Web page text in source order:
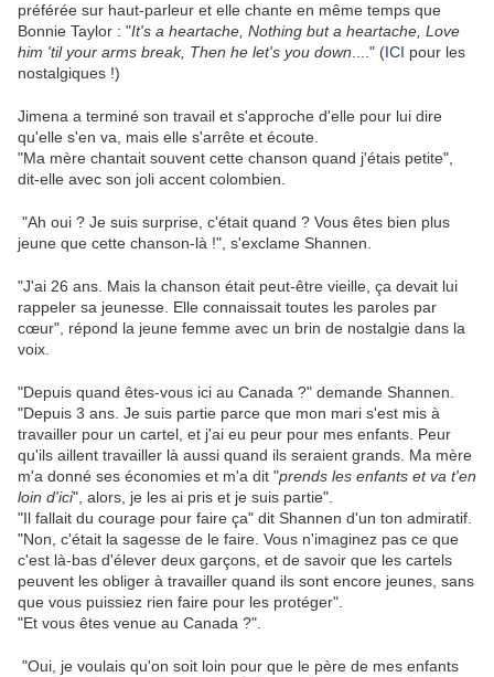
préférée sur haut-parleur et elle chante en même temps que
Bonnie Taylor : "It's a heartache, Nothing but a heartache, Love
him 'til your arms break, Then he let's you down ...." (ICI pour les
nostalgiques !)
Jimena a terminé son travail et s'approche d'elle pour lui dire
qu'elle s'en va, mais elle s'arrête et écoute.
"Ma mère chantait souvent cette chanson quand j'étais petite",
dit-elle avec son joli accent colombien.
"Ah oui ? Je suis surprise, c'était quand ? Vous êtes bien plus
jeune que cette chanson-là !", s'exclame Shannen.
"J'ai 26 ans. Mais la chanson était peut-être vieille, ça devait lui
rappeler sa jeunesse. Elle connaissait toutes les paroles par
cœur", répond la jeune femme avec un brin de nostalgie dans la
voix.
"Depuis quand êtes-vous ici au Canada ?" demande Shannen.
"Depuis 3 ans. Je suis partie parce que mon mari s'est mis à
travailler pour un cartel, et j'ai eu peur pour mes enfants. Peur
qu'ils aillent travailler là aussi quand ils seraient grands. Ma mère
m'a donné ses économies et m'a dit "prends les enfants et va t'en
loin d'ici", alors, je les ai pris et je suis partie".
"Il fallait du courage pour faire ça" dit Shannen d'un ton admiratif.
"Non, c'était la sagesse de le faire. Vous n'imaginez pas ce que
c'est là-bas d'élever deux garçons, et de savoir que les cartels
peuvent les obliger à travailler quand ils sont encore jeunes, sans
que vous puissiez rien faire pour les protéger".
"Et vous êtes venue au Canada ?".
"Oui, je voulais qu'on soit loin pour que le père de mes enfants